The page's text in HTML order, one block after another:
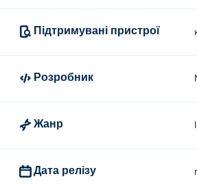
Ви можете грати в Cheese Dreams:
Cheese Dreams: New Moon можна грати
Підтримувані пристрої
Розробник
Жанр
Дата релізу